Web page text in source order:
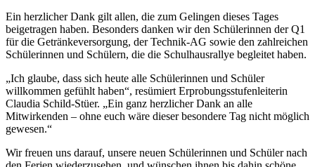
Ein herzlicher Dank gilt allen, die zum Gelingen dieses Tages
beigetragen haben. Besonders danken wir den Schülerinnen der Q1
für die Getränkeversorgung, der Technik-AG sowie den zahlreichen
Schülerinnen und Schülern, die die Schulhausrallye begleitet haben.
„Ich glaube, dass sich heute alle Schülerinnen und Schüler
willkommen gefühlt haben“, resümiert Erprobungsstufenleiterin
Claudia Schild-Stüer. „Ein ganz herzlicher Dank an alle
Mitwirkenden – ohne euch wäre dieser besondere Tag nicht möglich
gewesen.“
Wir freuen uns darauf, unsere neuen Schülerinnen und Schüler nach